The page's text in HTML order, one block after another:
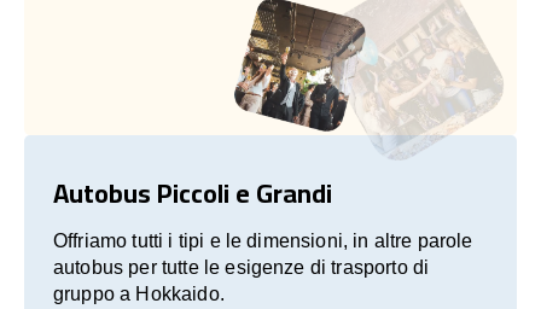
Autobus Piccoli e Grandi
Offriamo tutti i tipi e le dimensioni, in altre parole
autobus per tutte le esigenze di trasporto di
gruppo a Hokkaido.